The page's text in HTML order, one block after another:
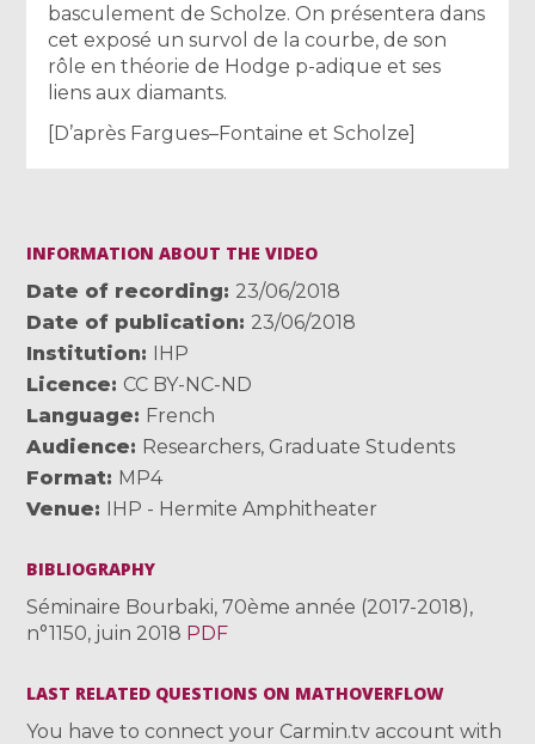
basculement de Scholze. On présentera dans
cet exposé un survol de la courbe, de son
rôle en théorie de Hodge p-adique et ses
liens aux diamants.
[D’après Fargues–Fontaine et Scholze]
INFORMATION ABOUT THE VIDEO
Date of recording
23/06/2018
Date of publication
23/06/2018
Institution
IHP
Licence
CC BY-NC-ND
Language
French
Audience
Researchers, Graduate Students
Format MP4
Venue
IHP - Hermite Amphitheater
BIBLIOGRAPHY
Séminaire Bourbaki, 70ème année (2017-2018),
n°1150, juin 2018 PDF
LAST RELATED QUESTIONS ON MATHOVERFLOW
You have to connect your Carmin.tv account with